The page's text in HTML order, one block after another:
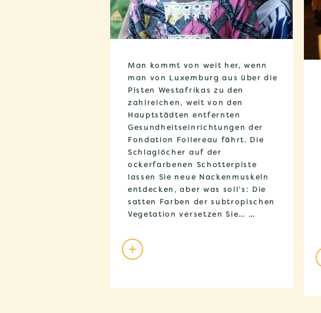
Man kommt von weit her, wenn
man von Luxemburg aus über die
Pisten Westafrikas zu den
zahlreichen, weit von den
Hauptstädten entfernten
Gesundheitseinrichtungen der
Fondation Follereau fährt. Die
Schlaglöcher auf der
ockerfarbenen Schotterpiste
lassen Sie neue Nackenmuskeln
entdecken, aber was soll’s: Die
satten Farben der subtropischen
Vegetation versetzen Sie… …